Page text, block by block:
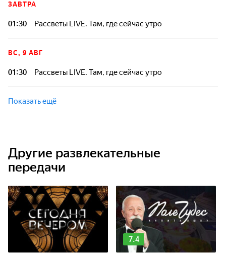
ЗАВТРА
01:30 Рассветы LIVE. Там, где сейчас утро
ВС, 9 АВГ
01:30 Рассветы LIVE. Там, где сейчас утро
Показать ещё
Другие развлекательные
передачи
7.4